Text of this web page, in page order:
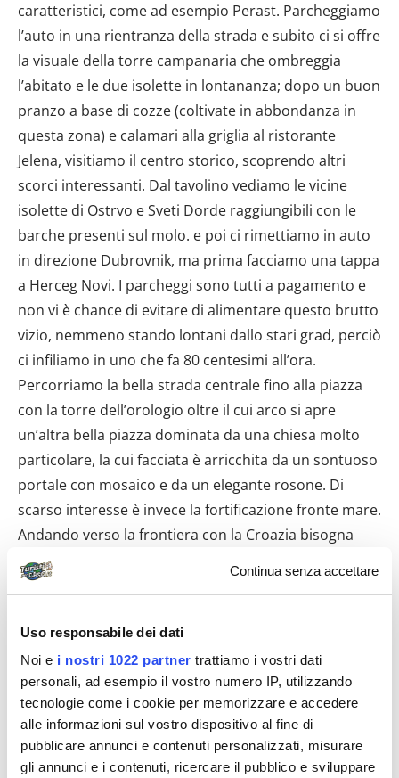
Continua senza accettare
Uso responsabile dei dati
Noi e i nostri 1022 partner trattiamo i vostri dati
personali, ad esempio il vostro numero IP, utilizzando
tecnologie come i cookie per memorizzare e accedere
alle informazioni sul vostro dispositivo al fine di
pubblicare annunci e contenuti personalizzati, misurare
gli annunci e i contenuti, ricercare il pubblico e sviluppare
caratteristici, come ad esempio Perast. Parcheggiamo
l’auto in una rientranza della strada e subito ci si offre
la visuale della torre campanaria che ombreggia
l’abitato e le due isolette in lontananza; dopo un buon
pranzo a base di cozze (coltivate in abbondanza in
questa zona) e calamari alla griglia al ristorante
Jelena, visitiamo il centro storico, scoprendo altri
scorci interessanti. Dal tavolino vediamo le vicine
isolette di Ostrvo e Sveti Dorde raggiungibili con le
barche presenti sul molo. e poi ci rimettiamo in auto
in direzione Dubrovnik, ma prima facciamo una tappa
a Herceg Novi. I parcheggi sono tutti a pagamento e
non vi è chance di evitare di alimentare questo brutto
vizio, nemmeno stando lontani dallo stari grad, perciò
ci infiliamo in uno che fa 80 centesimi all’ora.
Percorriamo la bella strada centrale fino alla piazza
con la torre dell’orologio oltre il cui arco si apre
un’altra bella piazza dominata da una chiesa molto
particolare, la cui facciata è arricchita da un sontuoso
portale con mosaico e da un elegante rosone. Di
scarso interesse è invece la fortificazione fronte mare.
Andando verso la frontiera con la Croazia bisogna
prestare molta attenzione ai limiti di velocità e
tentare di rispettarli, perché siamo stati avvisati
polizia stradale dotate di puntatore laser, infatti ne
vediamo un paio. Le operazioni doganali non sono
velocissime, ma nemmeno particolarmente lente e la
coda di auto è esigua, per cui ce la caviamo con poca
attesa. La strada che dalla dogana conduce a
Dubrovnik è piacevole e notiamo la perfezione del